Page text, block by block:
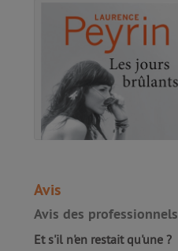
Avis
Avis des professionnels
Et s'il n'en restait qu'une ?